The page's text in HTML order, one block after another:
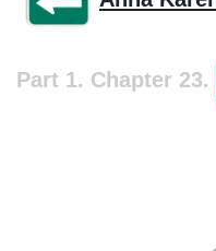
Part 1. Chapter 23.